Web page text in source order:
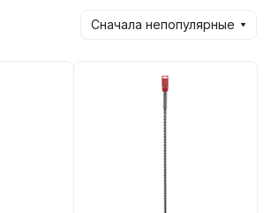
Сначала непопулярные